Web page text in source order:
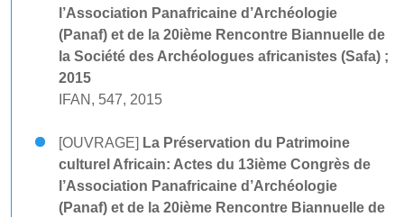
l’Association Panafricaine d’Archéologie
(Panaf) et de la 20ième Rencontre Biannuelle de
la Société des Archéologues africanistes (Safa) ;
2015
IFAN, 547, 2015
[OUVRAGE] La Préservation du Patrimoine
culturel Africain: Actes du 13ième Congrès de
l’Association Panafricaine d’Archéologie
(Panaf) et de la 20ième Rencontre Biannuelle de